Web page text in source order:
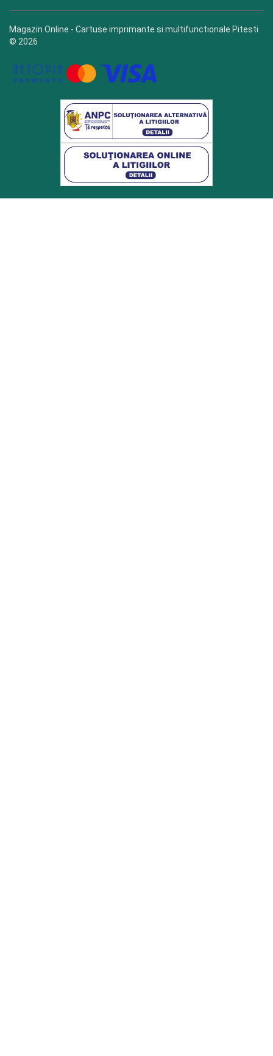
Magazin Online - Cartuse imprimante si multifunctionale Pitesti
© 2026